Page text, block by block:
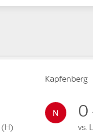
(H)
Kapfenberg
0
vs.